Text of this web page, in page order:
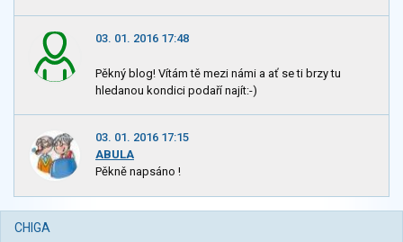
03. 01. 2016 17:48
Pěkný blog! Vítám tě mezi námi a ať se ti brzy tu
hledanou kondici podaří najít:-)
03. 01. 2016 17:15
ABULA
Pěkně napsáno !
CHIGA